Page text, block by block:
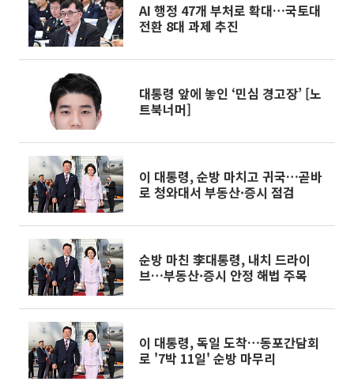
AI 행정 47개 부처로 확대…국토대
전환 8대 과제 추진
대통령 앞에 놓인 ‘민심 경고장’ [노
트북너머]
이 대통령, 순방 마치고 귀국…곧바
로 청와대서 부동산·증시 점검
순방 마친 李대통령, 내치 드라이
브…부동산·증시 안정 해법 주목
이 대통령, 독일 도착…동포간담회
로 '7박 11일' 순방 마무리